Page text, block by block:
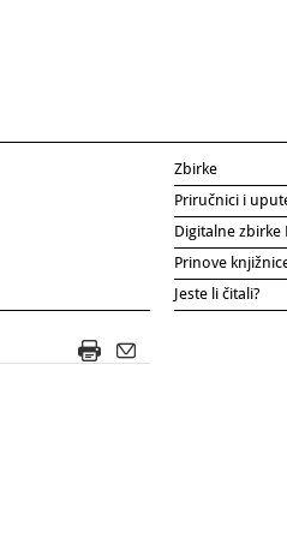
Zbirke
Priručnici i
Digitalne zbirke
Prinove
Jeste li čitali?